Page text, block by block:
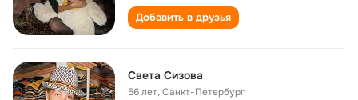
Добавить в друзья
Света Сизова
56 лет,Санкт-Петербург